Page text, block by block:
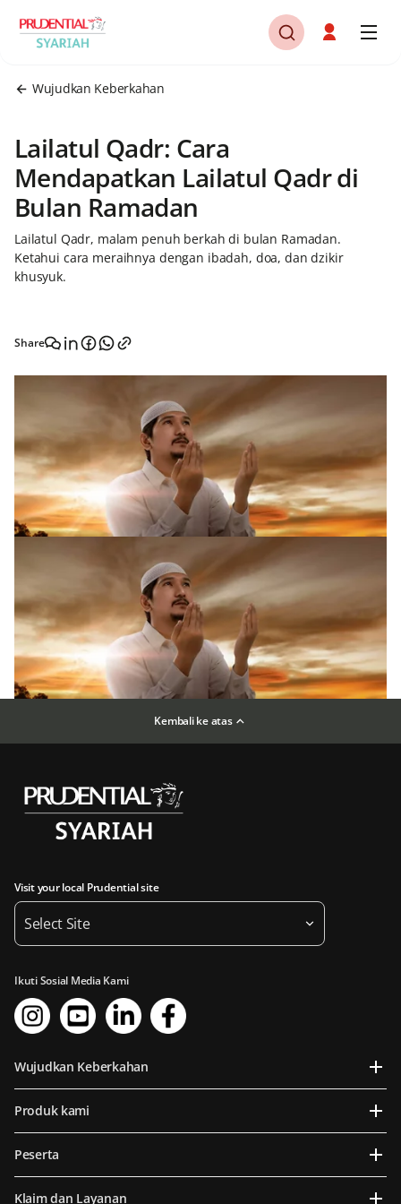
Wujudkan Keberkahan
Lailatul Qadr: Cara
Mendapatkan Lailatul Qadr di
Bulan Ramadan
Lailatul Qadr, malam penuh berkah di bulan Ramadan.
Ketahui cara meraihnya dengan ibadah, doa, dan dzikir
khusyuk.
Share
Kembali ke atas
Visit your local Prudential site
Select Site
Ikuti Sosial Media Kami
Wujudkan Keberkahan
Produk kami
Peserta
Klaim dan Layanan